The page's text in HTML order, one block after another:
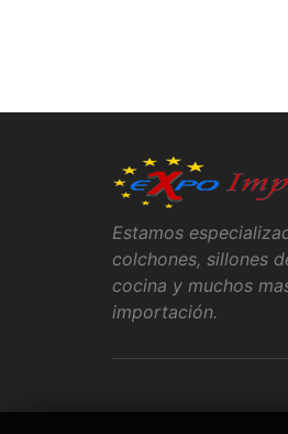
Estamos
colchones, sillones
cocina y muchos
importación.